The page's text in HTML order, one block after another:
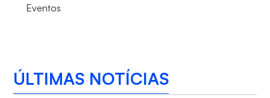
Eventos
ÚLTIMAS NOTÍCIAS